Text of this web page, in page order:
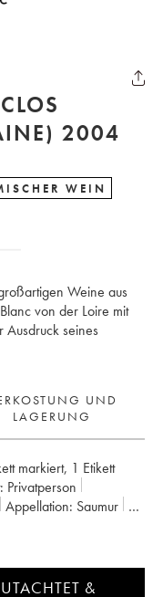
2004
WEIN
Weine aus
von der Loire mit
Ausdruck seines
UND
LAGERUNG
markiert, 1 Etikett
privatperson
Appellation:
Saumur
&